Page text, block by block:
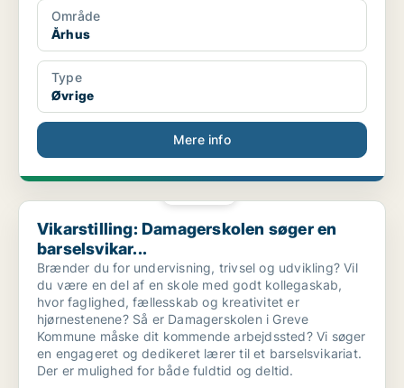
Område
Århus
Type
Øvrige
Mere info
Vikarstilling: Damagerskolen søger en barselsvikar...
Vikarstilling: Damagerskolen søger en
barselsvikar...
Brænder du for undervisning, trivsel og udvikling? Vil
du være en del af en skole med godt kollegaskab,
hvor faglighed, fællesskab og kreativitet er
hjørnestenene? Så er Damagerskolen i Greve
Kommune måske dit kommende arbejdssted? Vi søger
en engageret og dedikeret lærer til et barselsvikariat.
Der er mulighed for både fuldtid og deltid.